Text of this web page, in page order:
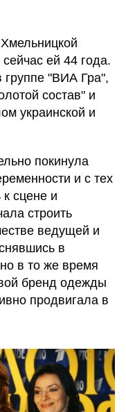
ей 44 года.
группе "ВИА Гра",
состав" и
украинской и
покинула
и с тех
сцене и
строить
ведущей и
в
в то же время
бренд одежды
продвигала в